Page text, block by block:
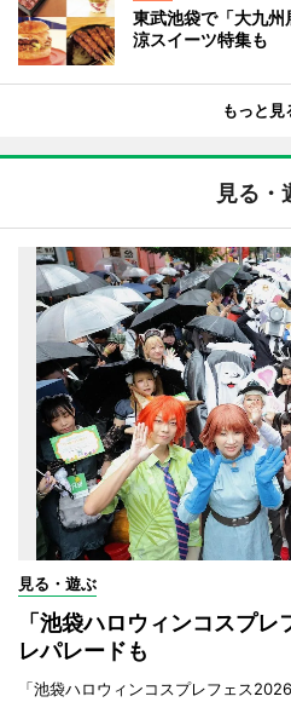
東武池袋で「大九
涼スイーツ特集も
もっと見
見る・
見る・遊ぶ
「池袋ハロウィンコスプ
レパレードも
「池袋ハロウィンコスプレフェス